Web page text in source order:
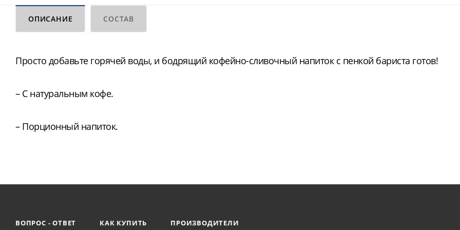
ОПИСАНИЕ СОСТАВ
Просто добавьте горячей воды, и бодрящий кофейно-сливочный напиток с пенкой бариста готов!
– С натуральным кофе.
– Порционный напиток.
ВОПРОС - ОТВЕТ КАК КУПИТЬ ПРОИЗВОДИТЕЛИ